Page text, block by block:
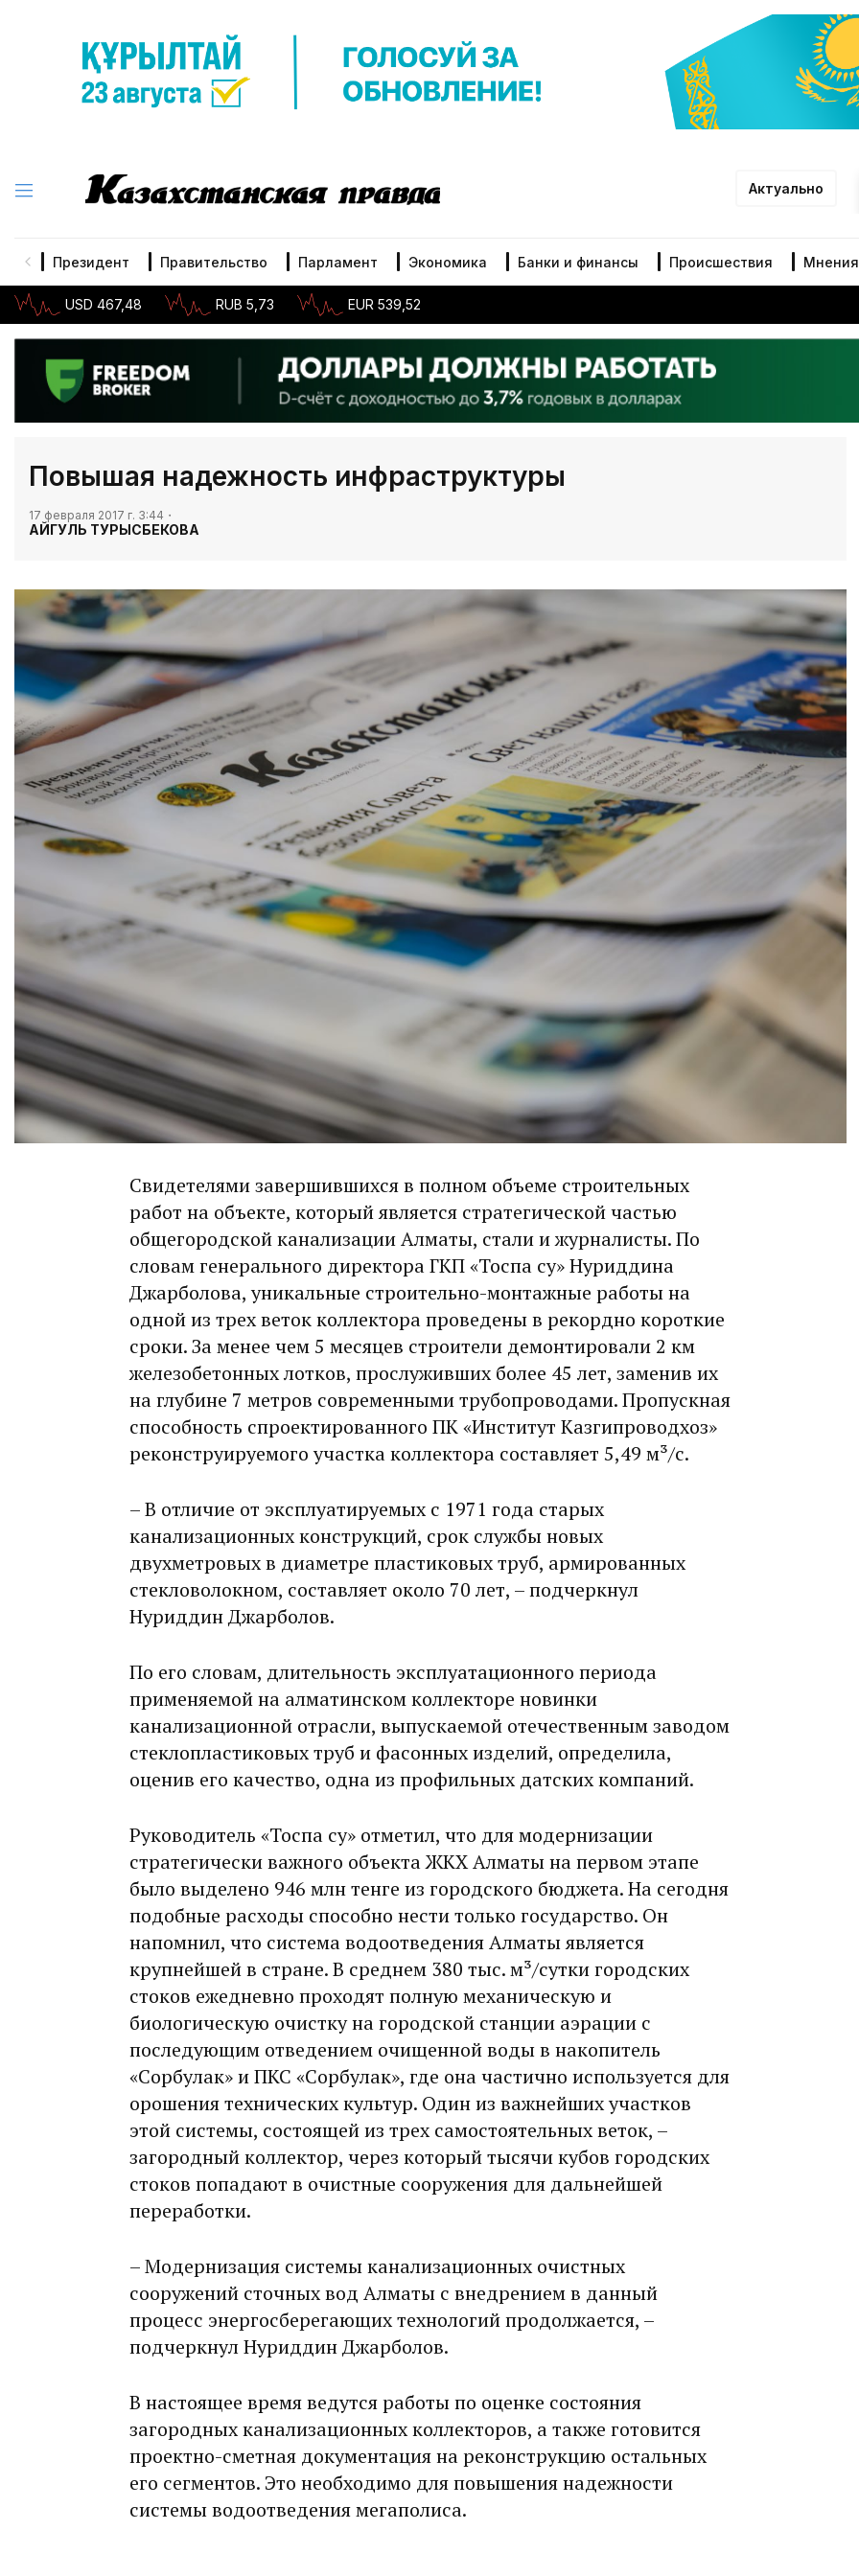
Актуально
Президент Правительство Парламент Экономика Банки и финансы Происшествия Мнения
USD 467,48 RUB 5,73 EUR 539,52
​Повышая надежность инфраструктуры
17 февраля 2017 г. 3:44
АЙГУЛЬ ТУРЫСБЕКОВА
Свидетелями завершившихся в полном объеме строительных
работ на объекте, который является стратегической частью
общегородской канализации Алматы, стали и журналисты. По
словам генерального директора ГКП «Тоспа су» Нуриддина
Джарболова, уникальные строительно-монтажные работы на
одной из трех веток коллектора проведены в рекордно короткие
сроки. За менее чем 5 месяцев строители демонтировали 2 км
железобетонных лотков, прослуживших более 45 лет, заменив их
на глубине 7 метров современными трубопроводами. Пропускная
способность спроектированного ПК «Институт Казгипроводхоз»
реконструируемого участка коллектора составляет 5,49 м³/с.
– В отличие от эксплуатируемых с 1971 года старых
канализационных конструкций, срок службы новых
двухметровых в диаметре пластиковых труб, армированных
стекловолокном, составляет около 70 лет, – подчерк­нул
Нуриддин Джарболов.
По его словам, длительность эксплуатационного периода
применяемой на алматинском коллекторе новинки
канализационной отрасли, выпускаемой отечественным заводом
стеклопластиковых труб и фасонных изделий, определила,
оценив его качество, одна из профильных датских компаний.
Руководитель «Тоспа су» отметил, что для модернизации
стратегически важного объекта ЖКХ Алматы на первом этапе
было выделено 946 млн тенге из городского бюджета. На сегодня
подобные расходы способно нести только государство. Он
напомнил, что система водоотведения Алматы является
крупнейшей в стране. В среднем 380 тыс. м³/сутки городских
стоков ежедневно проходят полную механическую и
биологическую очистку на городской станции аэрации с
последующим отведением очищенной воды в накопитель
«Сорбулак» и ПКС «Сорбулак», где она частично используется для
орошения технических культур. Один из важнейших участков
этой системы, состоящей из трех самостоятельных веток, –
загородный коллектор, через который тысячи кубов городских
стоков попадают в очистные сооружения для дальнейшей
переработки.
– Модернизация системы канализационных очистных
сооружений сточных вод Алматы с внедрением в данный
процесс энергосберегающих технологий продолжается, –
подчеркнул Нуриддин Джарболов.
В настоящее время ведутся работы по оценке состояния
загородных канализационных коллекторов, а также готовится
проектно-сметная документация на реконструкцию остальных
его сегментов. Это необходимо для повышения надежности
системы водоотведения мегаполиса.